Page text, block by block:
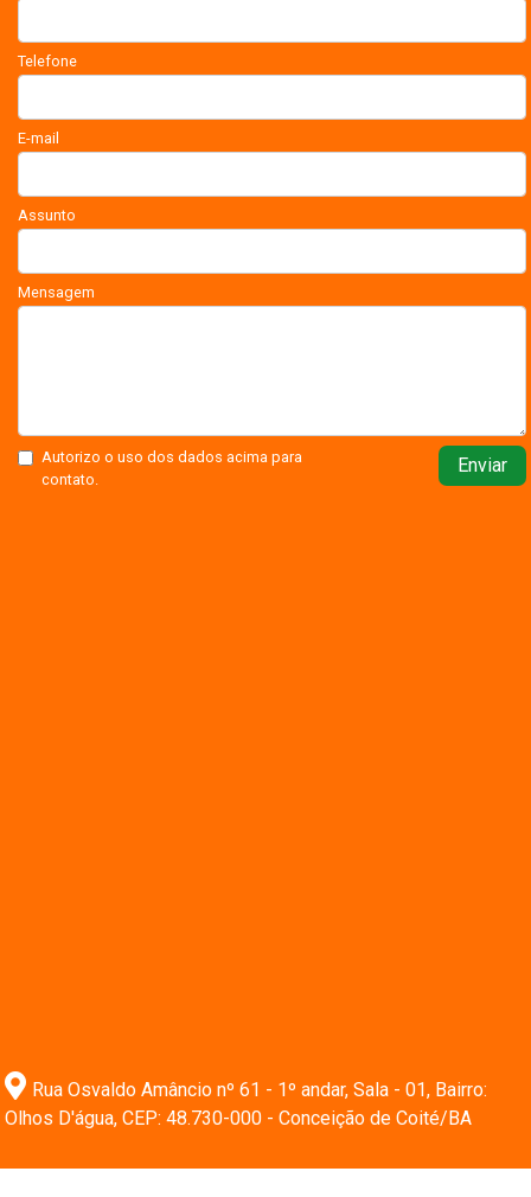
Telefone
E-mail
Assunto
Mensagem
Autorizo o uso dos dados acima para
contato.
Enviar
Rua Osvaldo Amâncio nº 61 - 1º andar, Sala - 01, Bairro:
Olhos D'água, CEP: 48.730-000 - Conceição de Coité/BA